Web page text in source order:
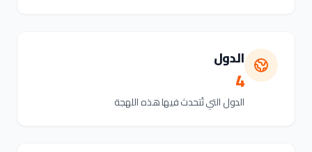
الدول
4
الدول التي تُتحدث فيها هذه اللهجة